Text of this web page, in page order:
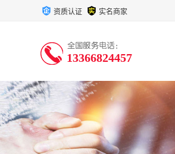
资质认证 实名商家
13366824457